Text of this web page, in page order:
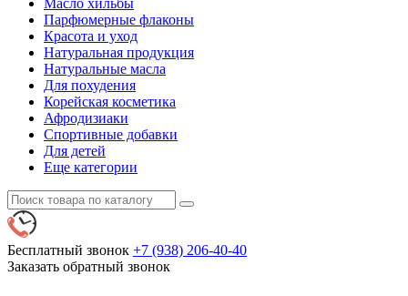
Парфюмерные флаконы
Красота и уход
Натуральная продукция
Натуральные масла
Для похудения
Корейская косметика
Афродизиаки
Спортивные добавки
Для детей
Еще категории
Бесплатный звонок +7 (938) 206-40-40
Заказать обратный звонок